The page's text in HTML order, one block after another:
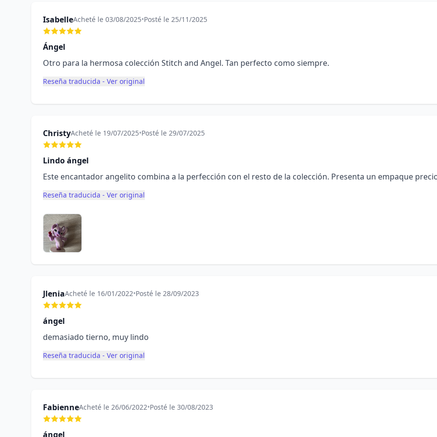
IsabelleAcheté le 03/08/2025•Posté le 25/11/2025
Ángel
Otro para la hermosa colección Stitch and Angel. Tan perfecto como siempre.
Reseña traducida - Ver original
ChristyAcheté le 19/07/2025•Posté le 29/07/2025
Lindo ángel
Este encantador angelito combina a la perfección con el resto de la colección. Presenta un empaque
Reseña traducida - Ver original
JleniaAcheté le 16/01/2022•Posté le 28/09/2023
ángel
demasiado tierno, muy lindo
Reseña traducida - Ver original
FabienneAcheté le 26/06/2022•Posté le 30/08/2023
ángel